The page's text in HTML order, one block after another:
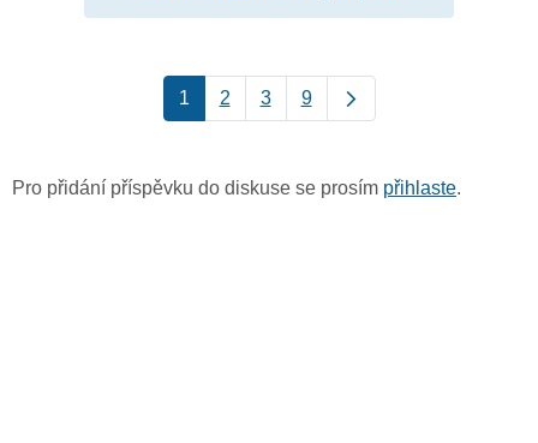
1 2 3 9
Pro přidání příspěvku do diskuse se prosím přihlaste.